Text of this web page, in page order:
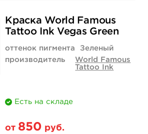
850 руб.
купить
1 400 руб.
купить
Краска World Famous
Tattoo Ink Vegas Green
оттенок пигмента
Зеленый
производитель
World Famous
Tattoo Ink
Есть на складе
от 850 руб.